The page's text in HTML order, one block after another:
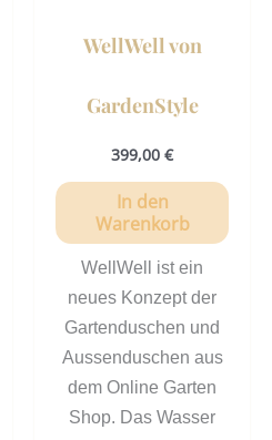
ProduktseiteWellWell von
GardenStyle
399,00 €
In den
Warenkorb
WellWell ist ein
neues Konzept der
Gartenduschen und
Aussenduschen aus
dem Online Garten
Shop. Das Wasser